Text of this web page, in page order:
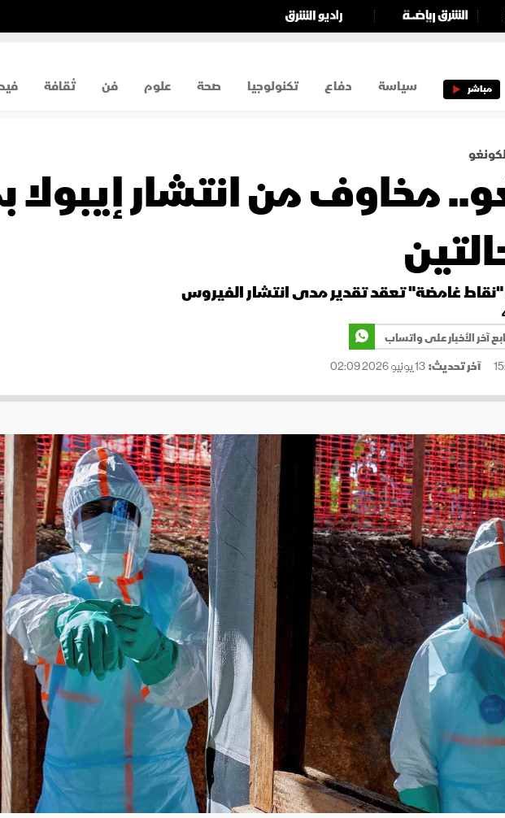
مباشر سياسة دفاع تكنولوجيا صحة علوم فن ثقافة
مخاوف من انتشار إيبولا
"نقاط غامضة" تعقد تقدير مدى انتشار الفيروس
آخر الأخبار على واتساب
آخر تحديث:13 يونيو 2026 02:09